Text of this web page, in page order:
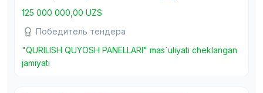
125 000 000,00 UZS
Победитель тендера
"QURILISH QUYOSH PANELLARI" mas`uliyati cheklangan
jamiyati